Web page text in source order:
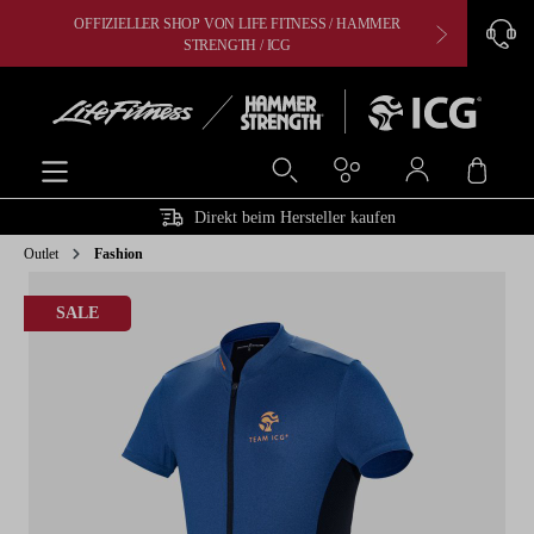
springenOFFIZIELLER SHOP VON LIFE FITNESS / HAMMER
STRENGTH / ICG
Direkt beim Hersteller kaufen
Outlet Fashion
SALE